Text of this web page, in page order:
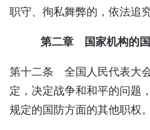
职守、徇私舞弊的，依法追
第二章 国家机构的
第十二条 全国人民代表大
定，决定战争和和平的问题
规定的国防方面的其他职权。